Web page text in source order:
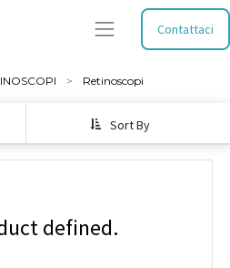
Contattaci
Retinoscopi
Sort By
defined.